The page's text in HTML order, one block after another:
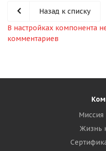
Назад к списку
В настройках компонента
комментариев
Жизнь